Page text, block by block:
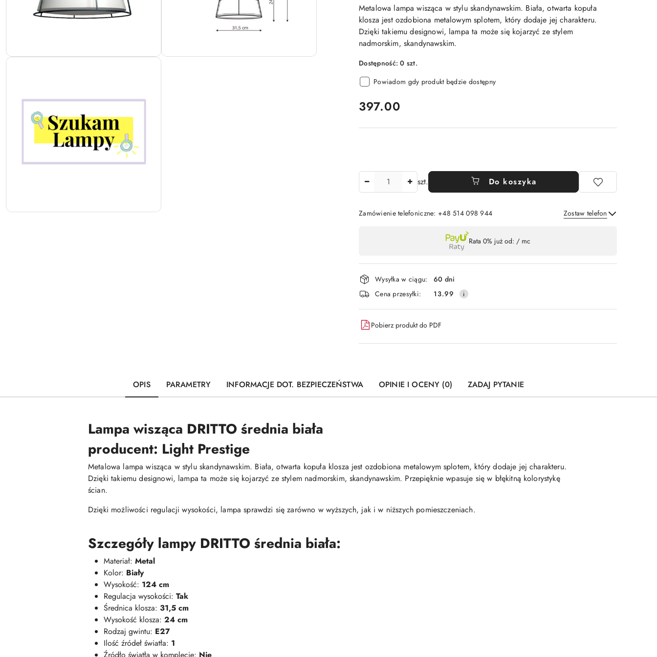
Metalowa lampa wisząca w stylu skandynawskim. Biała, otwarta kopuła
klosza jest ozdobiona metalowym splotem, który dodaje jej charakteru.
Dzięki takiemu designowi, lampa ta może się kojarzyć ze stylem
nadmorskim, skandynawskim.
Dostępność:0 szt.
Powiadom gdy produkt będzie dostępny
cena:
397.00
szt. Do koszyka
Zamówienie telefoniczne: +48 514 098 944 Zostaw telefon
płatność
i
dostawa
Rata 0% już od: / mc
Wysyłka w ciągu:
60 dni
Cena przesyłki:
13.99
Pobierz produkt do PDF
OPIS PARAMETRY INFORMACJE DOT. BEZPIECZEŃSTWA OPINIE I OCENY (0) ZADAJ PYTANIE
Lampa wisząca DRITTO średnia biała
producent: Light Prestige
Metalowa lampa wisząca w stylu skandynawskim. Biała, otwarta kopuła klosza jest ozdobiona metalowym splotem, który dodaje jej charakteru.
Dzięki takiemu designowi, lampa ta może się kojarzyć ze stylem nadmorskim, skandynawskim. Przepięknie wpasuje się w błękitną kolorystykę
ścian.
Dzięki możliwości regulacji wysokości, lampa sprawdzi się zarówno w wyższych, jak i w niższych pomieszczeniach.
Szczegóły lampy DRITTO średnia biała:
Materiał: Metal
Kolor: Biały
Wysokość: 124 cm
Regulacja wysokości: Tak
Średnica klosza: 31,5 cm
Wysokość klosza: 24 cm
Rodzaj gwintu: E27
Ilość źródeł światła: 1